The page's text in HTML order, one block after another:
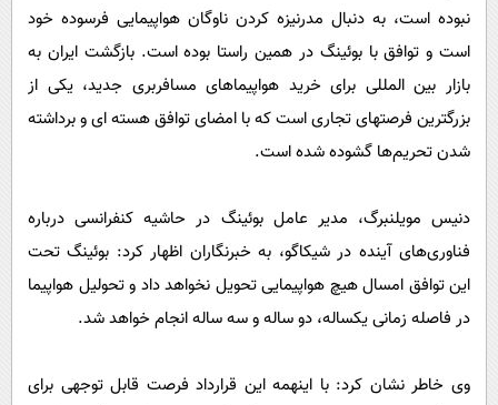
سیاست خارجی
نبوده است، به دنبال مدرنیزه کردن ناوگان هواپیمایی فرسوده خود
است و توافق با بوئینگ در همین راستا بوده است. بازگشت ایران به
بازار بین المللی برای خرید هواپیماهای مسافربری جدید، یکی از
بزرگترین فرصتهای تجاری است که با امضای توافق هسته ای و برداشته
شدن تحریم‌ها گشوده شده است.
دنیس مویلنبرگ، مدیر عامل بوئینگ در حاشیه کنفرانسی درباره
فناوری‌های آینده در شیکاگو، به خبرنگاران اظهار کرد: بوئینگ تحت
این توافق امسال هیچ هواپیمایی تحویل نخواهد داد و تحولیل هواپیما
در فاصله زمانی یکساله، دو ساله و سه ساله انجام خواهد شد.
وی خاطر نشان کرد: با اینهمه این قرارداد فرصت قابل توجهی برای